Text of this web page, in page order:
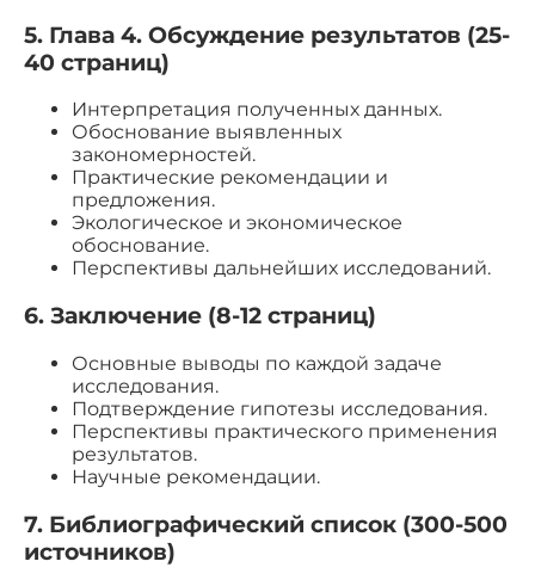
5. Глава 4. Обсуждение результатов (25-
40 страниц)
Интерпретация полученных данных.
Обоснование выявленных
закономерностей.
Практические рекомендации и
предложения.
Экологическое и экономическое
обоснование.
Перспективы дальнейших исследований.
6. Заключение (8-12 страниц)
Основные выводы по каждой задаче
исследования.
Подтверждение гипотезы исследования.
Перспективы практического применения
результатов.
Научные рекомендации.
7. Библиографический список (300-500
источников)